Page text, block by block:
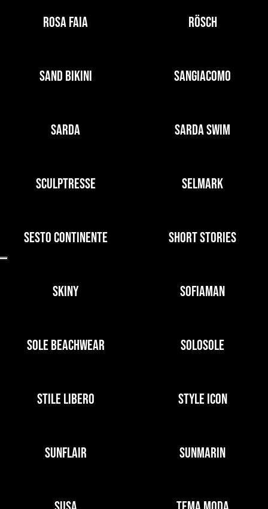
ROSA FAIA RÖSCH
SAND BIKINI SANGIACOMO
SARDA SARDA SWIM
SCULPTRESSE SELMARK
SESTO CONTINENTE SHORT STORIES
SKINY SOFIAMAN
SOLE BEACHWEAR SOLOSOLE
STILE LIBERO STYLE ICON
SUNFLAIR SUNMARIN